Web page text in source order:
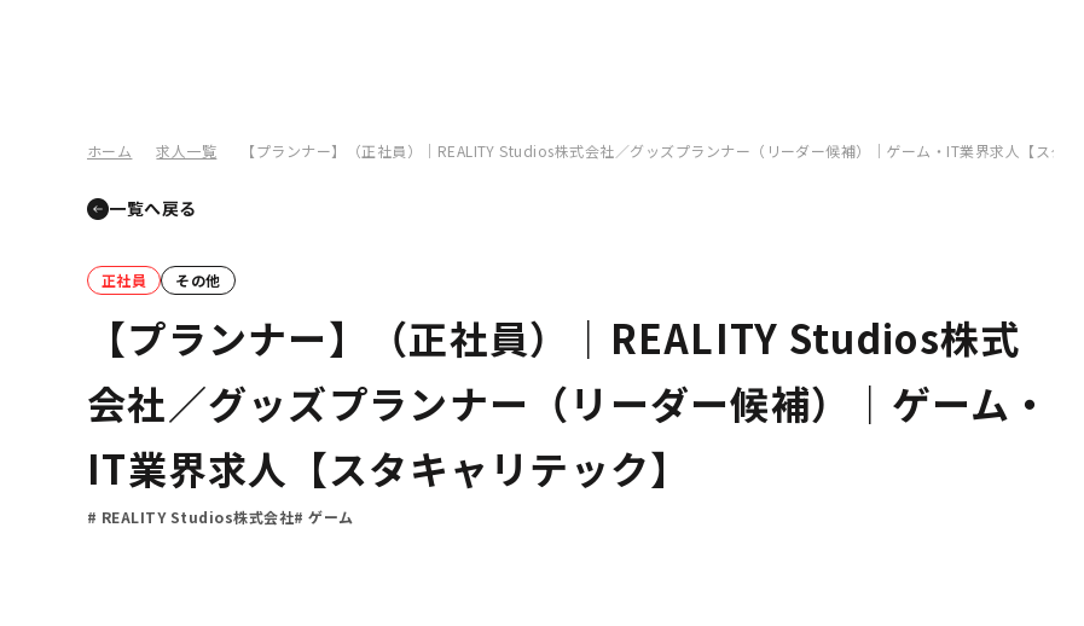
ホーム 求人一覧 【プランナー】（正社員）｜REALITY Studios株式会社／グッズプランナー（リーダー候補）｜ゲーム・IT業界求人【スタキ
一覧へ戻る
正社員 その他
【プランナー】（正社員）｜REALITY Studios株式
会社／グッズプランナー（リーダー候補）｜ゲーム・
IT業界求人【スタキャリテック】
REALITY Studios株式会社 ゲーム